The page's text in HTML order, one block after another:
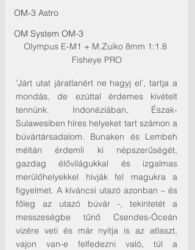
OM-3 Astro
OM System OM-3
Olympus E-M1 + M.Zuiko 8mm 1:1.8
Fisheye PRO
’Járt utat járatlanért ne hagyj el’, tartja a
mondás, de ezúttal érdemes kivételt
tennünk. Indonéziában, Észak-
Sulawesiben híres helyeket tart számon a
búvártársadalom. Bunaken és Lembeh
méltán érdemli ki népszerűségét,
gazdag élővilágukkal és izgalmas
merülőhelyekkel hívják fel magukra a
figyelmet. A kíváncsi utazó azonban – és
főleg az utazó búvár -, tekintetét a
messzeségbe tűnő Csendes-Óceán
vizére veti és már nyitja is az atlaszt,
vajon van-e felfedezni való, túl a